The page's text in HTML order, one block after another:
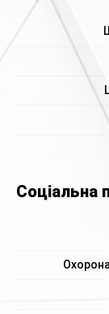
Соціальна